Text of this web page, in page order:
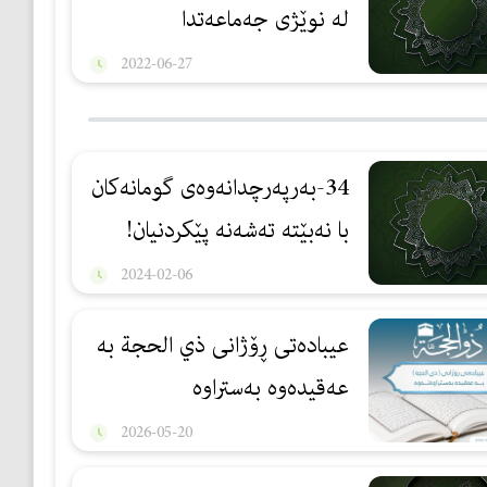
لە نوێژی جەماعەتدا
2022-06-27
34-بەرپەرچدانەوەی گومانەكان
با نەبێتە تەشەنە پێکردنیان!
2024-02-06
عیبادەتی ڕۆژانی ذي الحجة بە
عەقیدەوە بەستراوە
2026-05-20